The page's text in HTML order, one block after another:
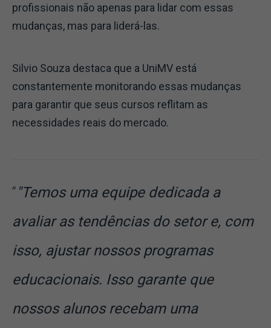
profissionais não apenas para lidar com essas
mudanças, mas para liderá-las.
Silvio Souza destaca que a UniMV está
constantemente monitorando essas mudanças
para garantir que seus cursos reflitam as
necessidades reais do mercado.
"Temos uma equipe dedicada a
avaliar as tendências do setor e, com
isso, ajustar nossos programas
educacionais. Isso garante que
nossos alunos recebam uma